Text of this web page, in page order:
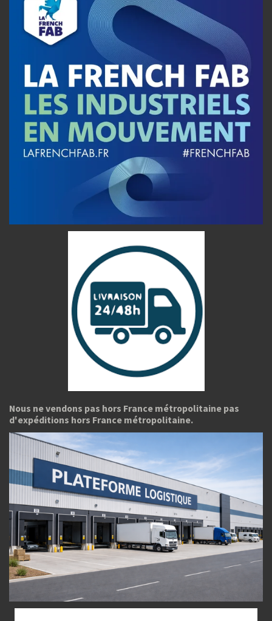
Nous ne vendons pas hors France métropolitaine pas
d'expéditions hors France métropolitaine.